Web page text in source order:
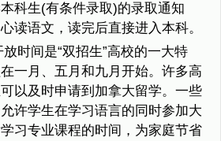
科生(有条件录取)的录取通知
读语文，读完后直接进入本科。
时间是“双招生”高校的一大特
一月、五月和九月开始。许多高
以及时申请到加拿大留学。一些
许学生在学习语言的同时参加大
习专业课程的时间，为家庭节省